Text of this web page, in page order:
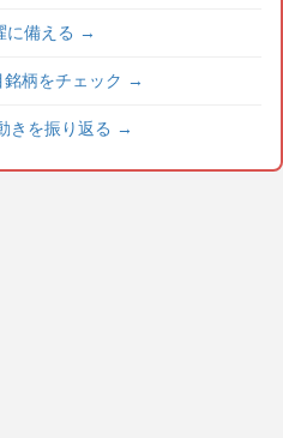
に備える →
柄をチェック →
きを振り返る →